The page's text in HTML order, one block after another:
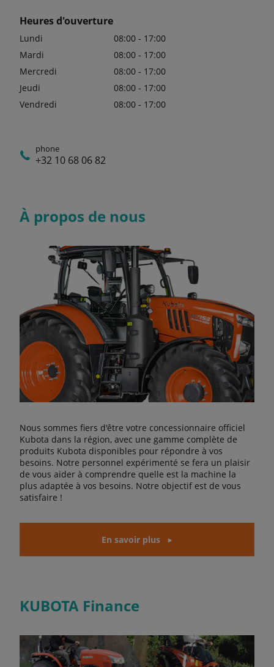
Heures d'ouverture
Lundi
08:00 - 17:00
Mardi
08:00 - 17:00
Mercredi
08:00 - 17:00
Jeudi
08:00 - 17:00
Vendredi
08:00 - 17:00
phone
+32 10 68 06 82
À propos de nous
Nous sommes fiers d'être votre concessionnaire officiel
Kubota dans la région, avec une gamme complète de
produits Kubota disponibles pour répondre à vos
besoins. Notre personnel expérimenté se fera un plaisir
de vous aider à comprendre quelle est la machine la
plus adaptée à vos besoins. Notre objectif est de vous
satisfaire !
En savoir plus
KUBOTA Finance